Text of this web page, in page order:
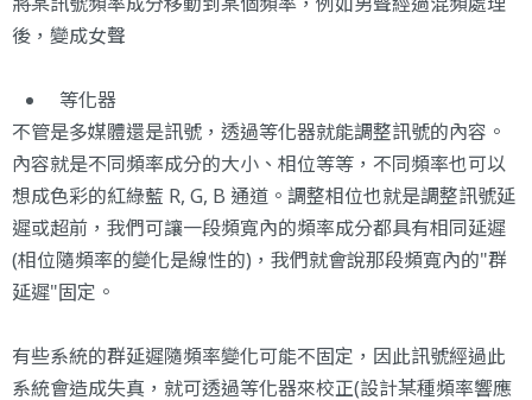
後，變成女聲
等化器
不管是多媒體還是訊號，透過等化器就能調整訊號的內容。
內容就是不同頻率成分的大小、相位等等，不同頻率也可以
想成色彩的紅綠藍 R, G, B 通道。調整相位也就是調整訊號延
遲或超前，我們可讓一段頻寬內的頻率成分都具有相同延遲
(相位隨頻率的變化是線性的)，我們就會說那段頻寬內的"群
延遲"固定。
有些系統的群延遲隨頻率變化可能不固定，因此訊號經過此
系統會造成失真，就可透過等化器來校正(設計某種頻率響應